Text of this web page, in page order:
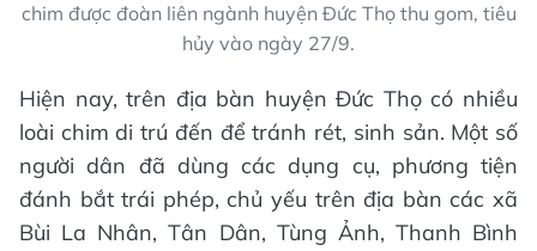
chim được đoàn liên ngành huyện Đức Thọ thu gom, tiêu
hủy vào ngày 27/9.
Hiện nay, trên địa bàn huyện Đức Thọ có nhiều
loài chim di trú đến để tránh rét, sinh sản. Một số
người dân đã dùng các dụng cụ, phương tiện
đánh bắt trái phép, chủ yếu trên địa bàn các xã
Bùi La Nhân, Tân Dân, Tùng Ảnh, Thanh Bình